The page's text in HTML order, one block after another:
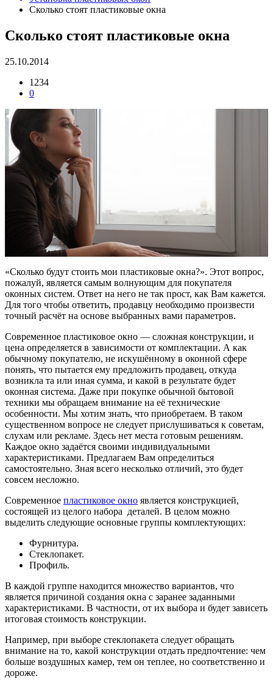
Сколько стоят пластиковые окна
Сколько стоят пластиковые окна
25.10.2014
1234
0
«Сколько будут стоить мои пластиковые окна?». Этот вопрос,
пожалуй, является самым волнующим для покупателя
оконных систем. Ответ на него не так прост, как Вам кажется.
Для того чтобы ответить, продавцу необходимо произвести
точный расчёт на основе выбранных вами параметров.
Современное пластиковое окно — сложная конструкции, и
цена определяется в зависимости от комплектации. А как
обычному покупателю, не искушённому в оконной сфере
понять, что пытается ему предложить продавец, откуда
возникла та или иная сумма, и какой в результате будет
оконная система. Даже при покупке обычной бытовой
техники мы обращаем внимание на её технические
особенности. Мы хотим знать, что приобретаем. В таком
существенном вопросе не следует прислушиваться к советам,
слухам или рекламе. Здесь нет места готовым решениям.
Каждое окно задаётся своими индивидуальными
характеристиками. Предлагаем Вам определиться
самостоятельно. Зная всего несколько отличий, это будет
совсем несложно.
Современное пластиковое окно является конструкцией,
состоящей из целого набора деталей. В целом можно
выделить следующие основные группы комплектующих:
Фурнитура.
Стеклопакет.
Профиль.
В каждой группе находится множество вариантов, что
является причиной создания окна с заранее заданными
характеристиками. В частности, от их выбора и будет зависеть
итоговая стоимость конструкции.
Например, при выборе стеклопакета следует обращать
внимание на то, какой конструкции отдать предпочтение: чем
больше воздушных камер, тем он теплее, но соответственно и
дороже.